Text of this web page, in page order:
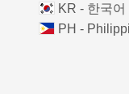
KR - 한국어
PH -